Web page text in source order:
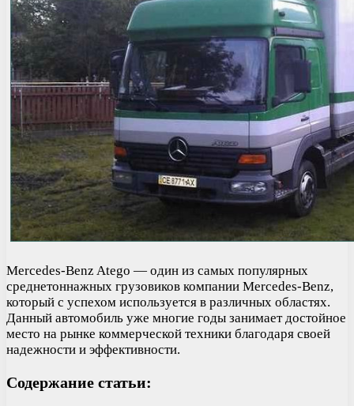
Mercedes-Benz Atego — один из самых популярных
среднетоннажных грузовиков компании Mercedes-Benz,
который с успехом используется в различных областях.
Данный автомобиль уже многие годы занимает достойное
место на рынке коммерческой техники благодаря своей
надежности и эффективности.
Содержание статьи: